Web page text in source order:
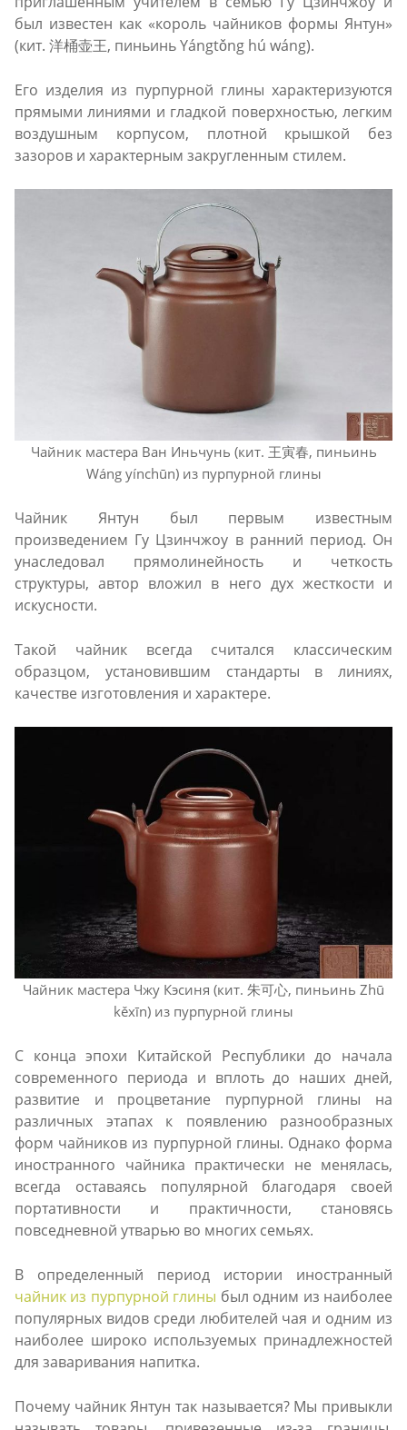
был известен как «король чайников формы Янтун»
(кит. 洋桶壶王, пиньинь Yángtǒng hú wáng).
Его изделия из пурпурной глины характеризуются
прямыми линиями и гладкой поверхностью, легким
воздушным корпусом, плотной крышкой без
зазоров и характерным закругленным стилем.
Чайник мастера Ван Иньчунь (кит. 王寅春, пиньинь
Wáng yínchūn) из пурпурной глины
Чайник Янтун был первым известным
произведением Гу Цзинчжоу в ранний период. Он
унаследовал прямолинейность и четкость
структуры, автор вложил в него дух жесткости и
искусности.
Такой чайник всегда считался классическим
образцом, установившим стандарты в линиях,
качестве изготовления и характере.
Чайник мастера Чжу Кэсиня (кит. 朱可心, пиньинь Zhū
kěxīn) из пурпурной глины
С конца эпохи Китайской Республики до начала
современного периода и вплоть до наших дней,
развитие и процветание пурпурной глины на
различных этапах к появлению разнообразных
форм чайников из пурпурной глины. Однако форма
иностранного чайника практически не менялась,
всегда оставаясь популярной благодаря своей
портативности и практичности, становясь
повседневной утварью во многих семьях.
В определенный период истории иностранный
чайник из пурпурной глины был одним из наиболее
популярных видов среди любителей чая и одним из
наиболее широко используемых принадлежностей
для заваривания напитка.
Почему чайник Янтун так называется? Мы привыкли